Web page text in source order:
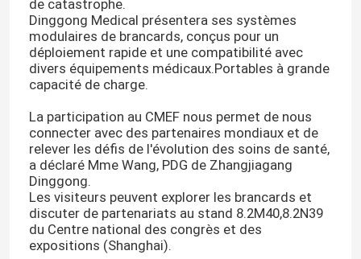
À propos de nous
Visite de l'usine
Contrôle de la qualité
Nous contacter
Nouvelles
de catastrophe.
Dinggong Medical présentera ses systèmes
modulaires de brancards, conçus pour un
déploiement rapide et une compatibilité avec
divers équipements médicaux.Portables à grande
capacité de charge.
La participation au CMEF nous permet de nous
connecter avec des partenaires mondiaux et de
relever les défis de l'évolution des soins de santé,
a déclaré Mme Wang, PDG de Zhangjiagang
Dinggong.
Les visiteurs peuvent explorer les brancards et
discuter de partenariats au stand 8.2M40,8.2N39
du Centre national des congrès et des
expositions (Shanghai).